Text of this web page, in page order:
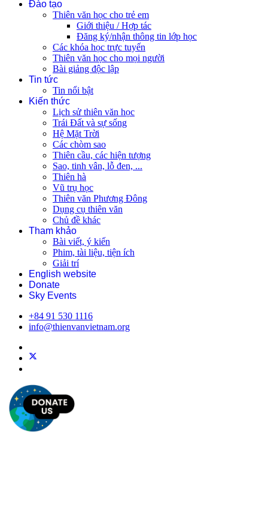
Đào tạo
Thiên văn học cho trẻ em
Giới thiệu / Hợp tác
Đăng ký/nhận thông tin lớp học
Các khóa học trực tuyến
Thiên văn học cho mọi người
Bài giảng độc lập
Tin tức
Tin nổi bật
Kiến thức
Lịch sử thiên văn học
Trái Đất và sự sống
Hệ Mặt Trời
Các chòm sao
Thiên cầu, các hiện tượng
Sao, tinh vân, lỗ đen, ...
Thiên hà
Vũ trụ học
Thiên văn Phương Đông
Dụng cụ thiên văn
Chủ đề khác
Tham khảo
Bài viết, ý kiến
Phim, tài liệu, tiện ích
Giải trí
English website
Donate
Sky Events
+84 91 530 1116
info@thienvanvietnam.org